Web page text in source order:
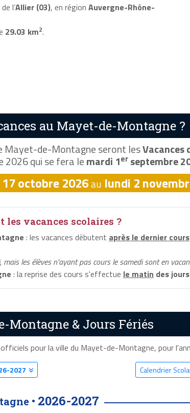
l’Allier (03), en région Auvergne-Rhône-
29.03 km2.
au Mayet-de-Montagne ?
Mayet-de-Montagne seront lesVacances
2026 qui se fera lemardi 1er septembre
octobre 2026au lundi 2
les vacances scolaires ?
: les vacances débutent après le dernier cours
les élèves n'ayant pas cours le samedi sont en
: la reprise des cours s'effectue le matin des
Montagne & Jours Fériés
pour la ville du Mayet-de-Montagne, pour
2027 Calendrier
• 2026-2027